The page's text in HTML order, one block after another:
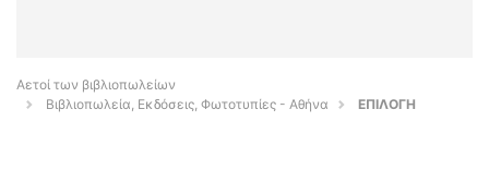
Αετοί των βιβλιοπωλείων
Βιβλιοπωλεία, Εκδόσεις, Φωτοτυπίες - Αθήνα
ΕΠΙΛΟΓΗ